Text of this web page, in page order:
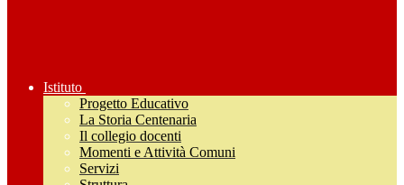
Istituto
Progetto Educativo
La Storia Centenaria
Il collegio docenti
Momenti e Attività Comuni
Servizi